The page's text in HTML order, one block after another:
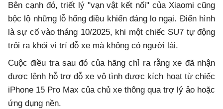
Bên cạnh đó, triết lý "vạn vật kết nối" của Xiaomi cũng
bộc lộ những lỗ hổng điều khiển đáng lo ngại. Điển hình
là sự cố vào tháng 10/2025, khi một chiếc SU7 tự động
trôi ra khỏi vị trí đỗ xe mà không có người lái.
Cuộc điều tra sau đó của hãng chỉ ra rằng xe đã nhận
được lệnh hỗ trợ đỗ xe vô tình được kích hoạt từ chiếc
iPhone 15 Pro Max của chủ xe thông qua trợ lý ảo hoặc
ứng dụng nền.